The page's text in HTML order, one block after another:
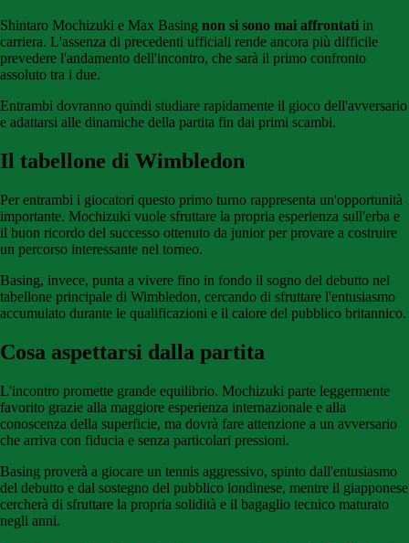
Shintaro Mochizuki e Max Basing non si sono mai affrontati in
carriera. L'assenza di precedenti ufficiali rende ancora più difficile
prevedere l'andamento dell'incontro, che sarà il primo confronto
assoluto tra i due.
Entrambi dovranno quindi studiare rapidamente il gioco dell'avversario
e adattarsi alle dinamiche della partita fin dai primi scambi.
Il tabellone di Wimbledon
Per entrambi i giocatori questo primo turno rappresenta un'opportunità
importante. Mochizuki vuole sfruttare la propria esperienza sull'erba e
il buon ricordo del successo ottenuto da junior per provare a costruire
un percorso interessante nel torneo.
Basing, invece, punta a vivere fino in fondo il sogno del debutto nel
tabellone principale di Wimbledon, cercando di sfruttare l'entusiasmo
accumulato durante le qualificazioni e il calore del pubblico britannico.
Cosa aspettarsi dalla partita
L'incontro promette grande equilibrio. Mochizuki parte leggermente
favorito grazie alla maggiore esperienza internazionale e alla
conoscenza della superficie, ma dovrà fare attenzione a un avversario
che arriva con fiducia e senza particolari pressioni.
Basing proverà a giocare un tennis aggressivo, spinto dall'entusiasmo
del debutto e dal sostegno del pubblico londinese, mentre il giapponese
cercherà di sfruttare la propria solidità e il bagaglio tecnico maturato
negli anni.